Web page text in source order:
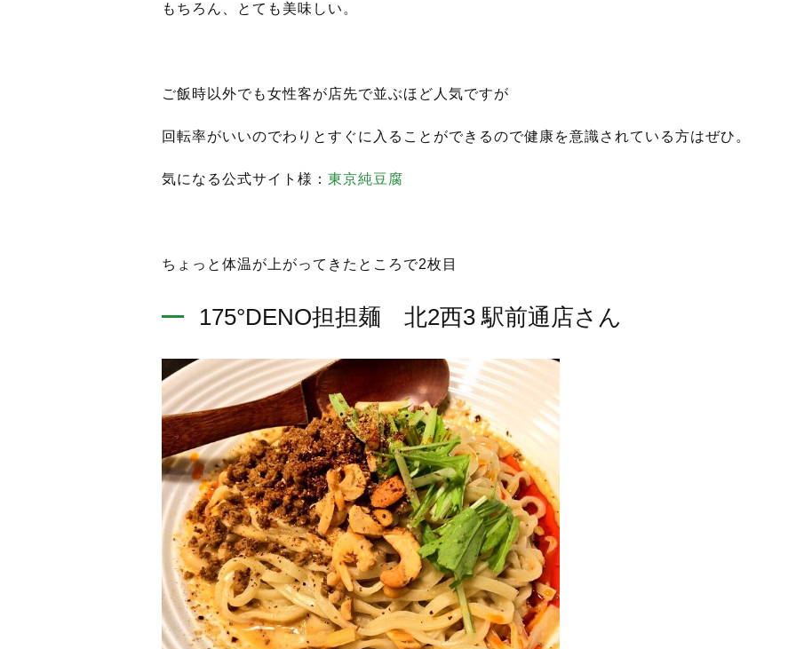
もちろん、とても美味しい。
ご飯時以外でも女性客が店先で並ぶほど人気ですが
回転率がいいのでわりとすぐに入ることができるので健康を意識されている方はぜひ。
気になる公式サイト様： 東京純豆腐
ちょっと体温が上がってきたところで2枚目
175°DENO担担麺 北2西3 駅前通店さん